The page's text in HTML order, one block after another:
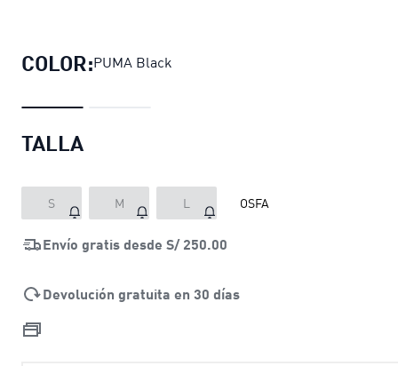
COLOR:PUMA Black
TALLA
S M L OSFA
Envío gratis desde S/ 250.00
Devolución gratuita en 30 días